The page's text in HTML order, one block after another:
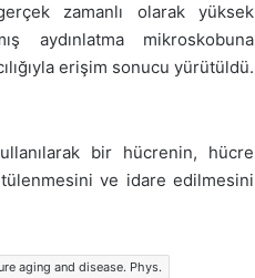
zamanlı olarak yüksek
aydınlatma mikroskobuna
erişim sonucu yürütüldü.
bir hücrenin, hücre
ve idare edilmesini
aging and disease. Phys.